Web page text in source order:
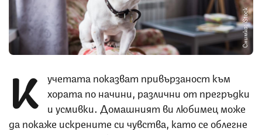
Снимка: iStock
К учетата показват привързаност към
хората по начини, различни от прегръдки
и усмивки. Домашният ви любимец може
да покаже искрените си чувства, като се облегне